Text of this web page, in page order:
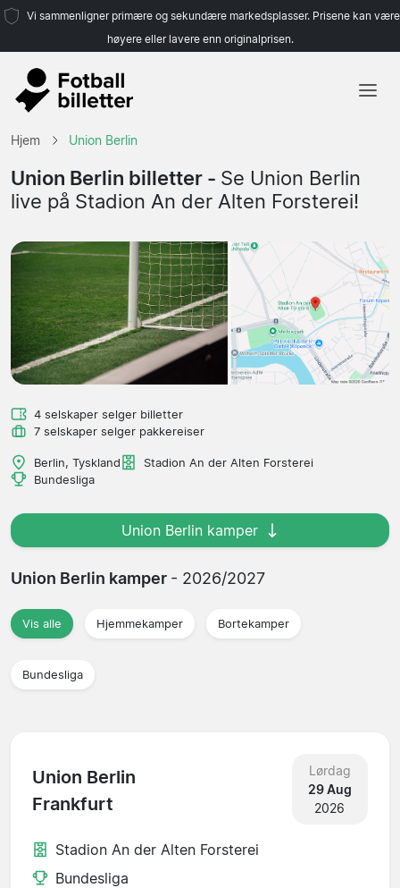
Vi sammenligner primære og sekundære markedsplasser. Prisene kan være
høyere eller lavere enn originalprisen.
Ligaer
Hjem Union Berlin
Union Berlin billetter - Se Union Berlin
live på Stadion An der Alten Forsterei!
4 selskaper selger billetter
7 selskaper selger pakkereiser
Berlin, Tyskland
Stadion An der Alten Forsterei
Bundesliga
Union Berlin kamper
Union Berlin kamper - 2026/2027
Vis alle Hjemmekamper Bortekamper
Bundesliga
Union Berlin
Frankfurt
Lørdag
29 Aug
2026
Stadion An der Alten Forsterei
Bundesliga